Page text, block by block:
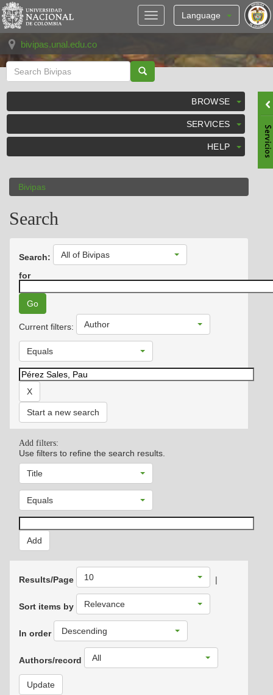
Skip
navigation
Language
bivipas.unal.edu.co
BROWSE
SERVICES
HELP
Bivipas
Search
Search: All of Bivipas
for
Current filters: Author
Equals
Start a new search
Add filters:
Use filters to refine the search results.
Title
Equals
Results/Page 10 |
Sort items by Relevance
In order Descending
Authors/record All